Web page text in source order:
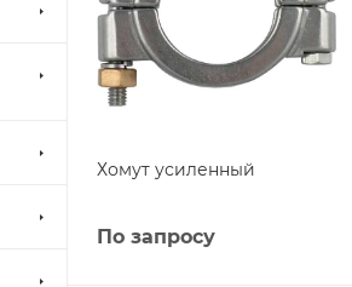
Хомут усиленный
По запросу